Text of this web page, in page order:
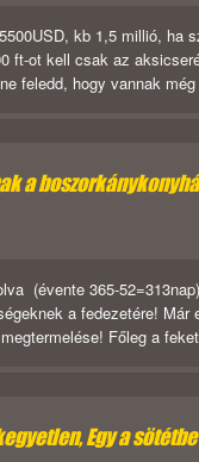
kb 1,5 millió,
ft-ot kell csak az
feledd, hogy vannak
a
(évente 365-
a fedezetére!
Főleg a
Egy a